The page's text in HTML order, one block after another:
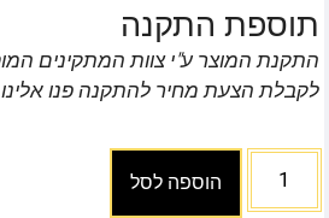
תוספת התקנה
התקנת המוצר ע"י צוות המתקינים
לקבלת הצעת מחיר להתקנה פנו
הוספה לסל